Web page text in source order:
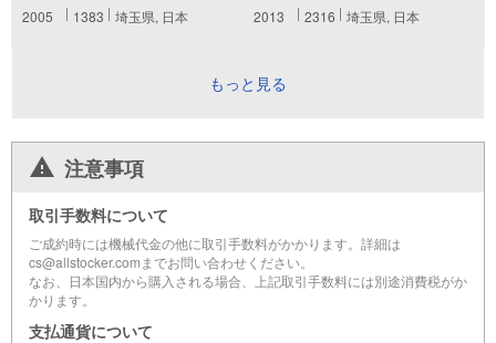
2005 1383 埼玉県, 日本 2013 2316 埼玉県, 日本
もっと見る
注意事項
取引手数料について
ご成約時には機械代金の他に取引手数料がかかります。詳細は
cs@allstocker.comまでお問い合わせください。
なお、日本国内から購入される場合、上記取引手数料には別途消費税がか
かります。
支払通貨について